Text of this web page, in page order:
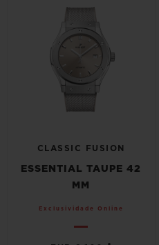
CLASSIC FUSION
ESSENTIAL TAUPE 42
MM
Exclusividade Online